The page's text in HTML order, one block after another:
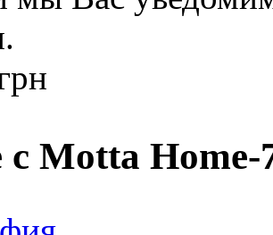
с Motta